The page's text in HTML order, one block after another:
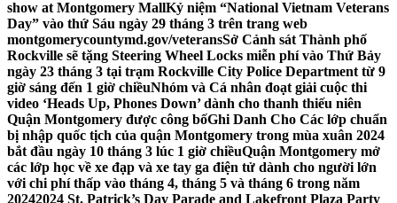
show at Montgomery MallKỷ niệm “National Vietnam Veterans
Day” vào thứ Sáu ngày 29 tháng 3 trên trang web
montgomerycountymd.gov/veteransSở Cảnh sát Thành phố
Rockville sẽ tặng Steering Wheel Locks miễn phí vào Thứ Bảy
ngày 23 tháng 3 tại trạm Rockville City Police Department từ 9
giờ sáng đến 1 giờ chiềuNhóm và Cá nhân đoạt giải cuộc thi
video ‘Heads Up, Phones Down’ dành cho thanh thiếu niên
Quận Montgomery được công bốGhi Danh Cho Các lớp chuẩn
bị nhập quốc tịch của quận Montgomery trong mùa xuân 2024
bắt đầu ngày 10 tháng 3 lúc 1 giờ chiềuQuận Montgomery mở
các lớp học về xe đạp và xe tay ga điện tử dành cho người lớn
với chi phí thấp vào tháng 4, tháng 5 và tháng 6 trong năm
20242024 St. Patrick’s Day Parade and Lakefront Plaza Party